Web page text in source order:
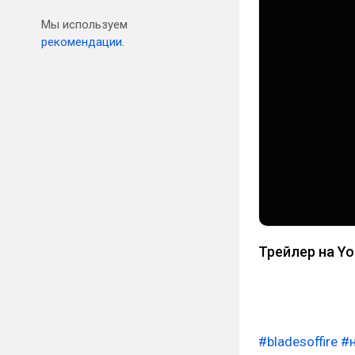
Мы используем
рекомендации.
Трейлер на
#bladesoffire